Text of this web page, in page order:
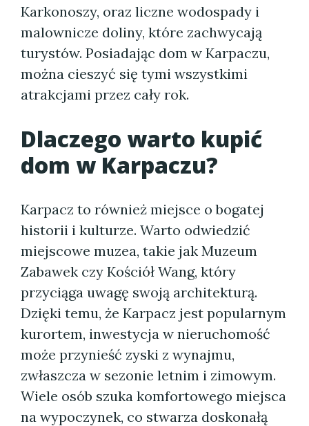
Karkonoszy, oraz liczne wodospady i
malownicze doliny, które zachwycają
turystów. Posiadając dom w Karpaczu,
można cieszyć się tymi wszystkimi
atrakcjami przez cały rok.
Dlaczego warto kupić
dom w Karpaczu?
Karpacz to również miejsce o bogatej
historii i kulturze. Warto odwiedzić
miejscowe muzea, takie jak Muzeum
Zabawek czy Kościół Wang, który
przyciąga uwagę swoją architekturą.
Dzięki temu, że Karpacz jest popularnym
kurortem, inwestycja w nieruchomość
może przynieść zyski z wynajmu,
zwłaszcza w sezonie letnim i zimowym.
Wiele osób szuka komfortowego miejsca
na wypoczynek, co stwarza doskonałą